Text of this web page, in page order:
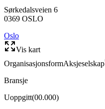
Sørkedalsveien 6
0369 OSLO
Oslo
Vis kart
OrganisasjonsformAksjeselskap
Bransje
Uoppgitt(00.000)